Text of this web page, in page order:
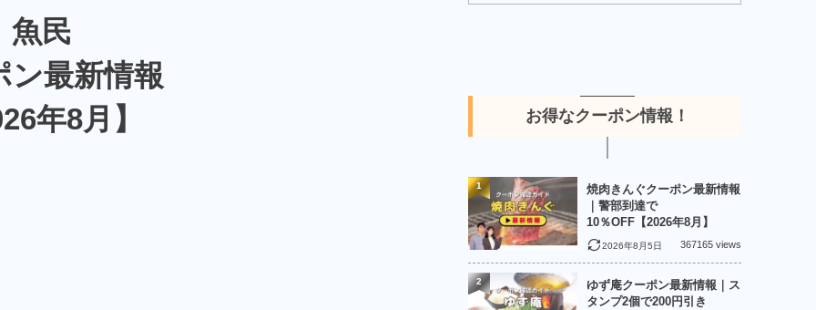
魚民
ン最新情報
年8月】
お得なクーポン情報！
焼肉きんぐクーポン最新情報
｜警部到達で
10％OFF【2026年8月】
2026年8月5日 367165 views
1
ゆず庵クーポン最新情報｜ス
タンプ2個で200円引き
2